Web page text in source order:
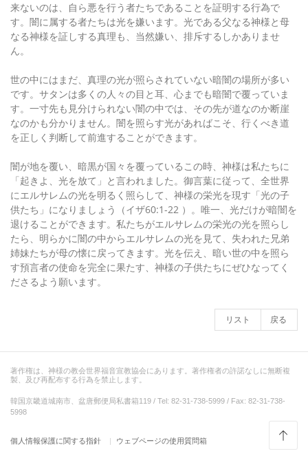
来ないのは、自ら悪を行う者たちであることを証明する行為で
す。闇に属する者たちは光を嫌います。光である父なる神様と母
なる神様を証しする真理も、当然嫌い、排斥するしかありませ
ん。
世の中にはまだ、真理の光が照らされていない暗闇の場所が多い
です。サタンは多くの人々の目と耳、心までも暗闇で覆っていま
す。一寸先も見分けられない闇の中では、その先が道なのか断崖
なのかも分かりません。闇を照らす光があればこそ、行くべき道
を正しく判断して前進することができます。
闇が地を覆い、暗黒が国々を覆っているこの時、神様は私たちに
「起きよ、光を放て」と言われました。御言葉に従って、全世界
にエルサレムの光を明るく照らして、神様の栄光を現す「光の子
供たち」になりましょう（イザ60:1-22 ）。唯一、光だけが暗闇を
退けることができます。私たちがエルサレムの栄光の光を照らし
たら、明らかに闇の中からエルサレムの光を見て、失われた兄弟
姉妹たちが母の懐に戻ってきます。光を伝え、暗い世の中を照ら
す預言者の使命を完全に果たす、神様の子供たちにぜひなってく
ださるよう願います。
リスト 戻る
著作権は、神様の教会世界福音宣教協会にあります。著作権者の許諾なしに無断複
製、及び再配布する行為を禁止します。
韓国京畿道城南市、盆唐郵便局私書箱119 / Tel: 82-31-738-5999 / Fax: 82-31-738-
5998
個人情報保護に関する指針 ウェブページの使用質問箱